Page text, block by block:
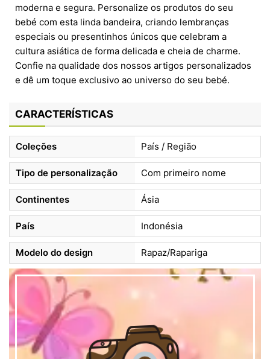
moderna e segura. Personalize os produtos do seu
bebé com esta linda bandeira, criando lembranças
especiais ou presentinhos únicos que celebram a
cultura asiática de forma delicada e cheia de charme.
Confie na qualidade dos nossos artigos personalizados
e dê um toque exclusivo ao universo do seu bebé.
CARACTERÍSTICAS
Coleções País / Região
Tipo de personalização Com primeiro nome
Continentes Ásia
País Indonésia
Modelo do design Rapaz/Rapariga